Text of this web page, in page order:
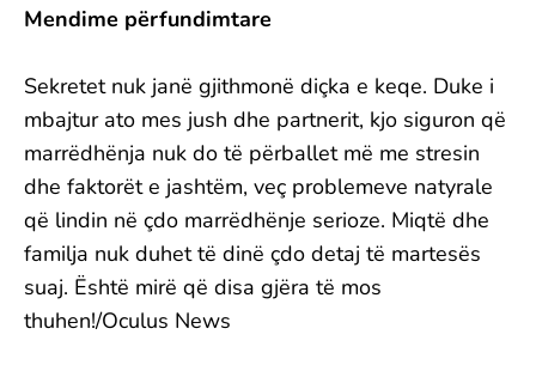
Mendime përfundimtare
Sekretet nuk janë gjithmonë diçka e keqe. Duke i
mbajtur ato mes jush dhe partnerit, kjo siguron që
marrëdhënja nuk do të përballet më me stresin
dhe faktorët e jashtëm, veç problemeve natyrale
që lindin në çdo marrëdhënje serioze. Miqtë dhe
familja nuk duhet të dinë çdo detaj të martesës
suaj. Është mirë që disa gjëra të mos
thuhen!/Oculus News